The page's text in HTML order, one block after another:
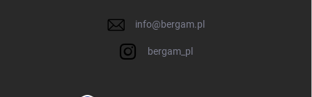
info@bergam.pl
bergam_pl